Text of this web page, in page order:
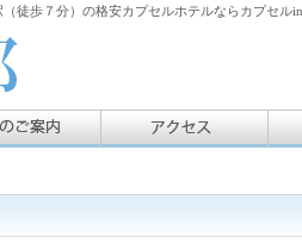
徒歩７分）の格安カプセルホテルならカプセル